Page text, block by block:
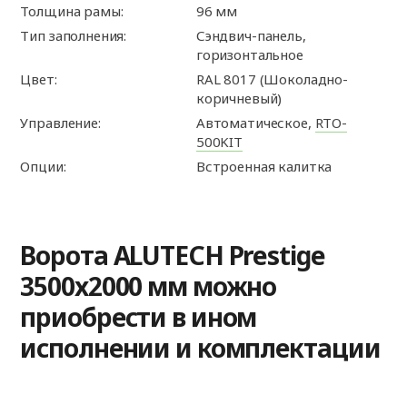
Толщина рамы:
96 мм
Тип заполнения:
Сэндвич-панель,
горизонтальное
Цвет:
RAL 8017 (Шоколадно-
коричневый)
Управление:
Автоматическое, RTO-
500KIT
Опции:
Встроенная калитка
Ворота ALUTECH Prestige
3500x2000 мм можно
приобрести в ином
исполнении и комплектации